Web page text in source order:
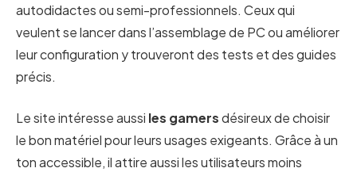
autodidactes ou semi-professionnels. Ceux qui
veulent se lancer dans l’assemblage de PC ou améliorer
leur configuration y trouveront des tests et des guides
précis.
Le site intéresse aussi les gamersdésireux de choisir
le bon matériel pour leurs usages exigeants. Grâce à un
ton accessible, il attire aussi les utilisateurs moins